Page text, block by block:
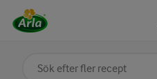
Sök på kategori eller